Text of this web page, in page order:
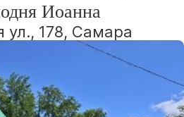
Иоанна
ул., 178, Самара